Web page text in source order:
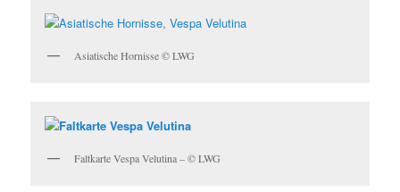
Asiatische Hornisse © LWG
Faltkarte Vespa Velutina – © LWG